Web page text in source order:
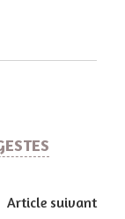
Article suivant